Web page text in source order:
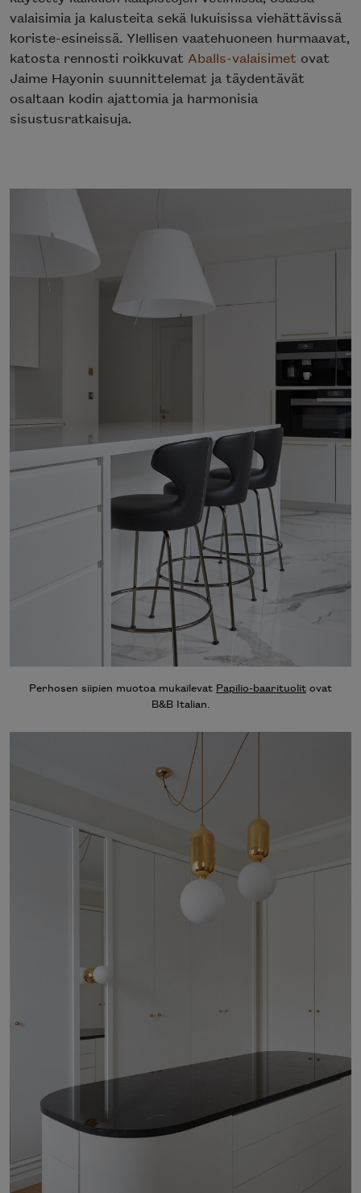
valaisimia ja kalusteita sekä lukuisissa viehättävissä
koriste-esineissä. Ylellisen vaatehuoneen hurmaavat,
katosta rennosti roikkuvat Aballs-valaisimet ovat
Jaime Hayonin suunnittelemat ja täydentävät
osaltaan kodin ajattomia ja harmonisia
sisustusratkaisuja.
Perhosen siipien muotoa mukailevat Papilio-baarituolit ovat
B&B Italian.